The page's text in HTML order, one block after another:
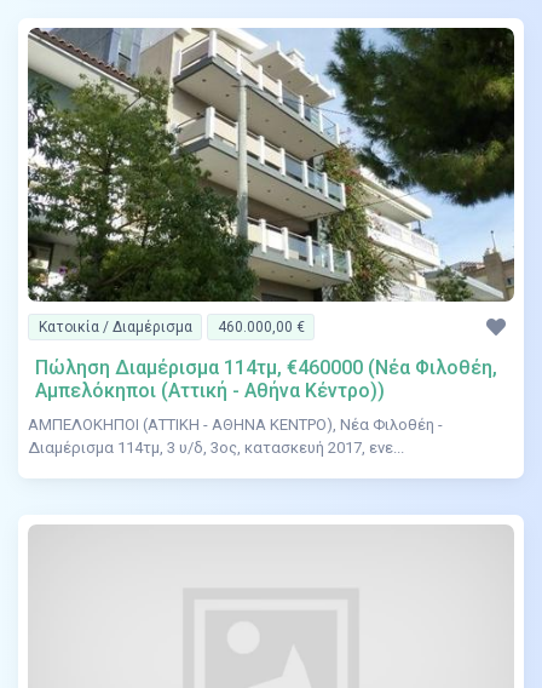
Κατοικία / Διαμέρισμα 460.000,00 €
Πώληση Διαμέρισμα 114τμ, €460000 (Νέα Φιλοθέη,
Αμπελόκηποι (Αττική - Αθήνα Κέντρο))
ΑΜΠΕΛΟΚΗΠΟΙ (ΑΤΤΙΚΗ - ΑΘΗΝΑ ΚΕΝΤΡΟ), Νέα Φιλοθέη -
Διαμέρισμα 114τμ, 3 υ/δ, 3ος, κατασκευή 2017, ενε...